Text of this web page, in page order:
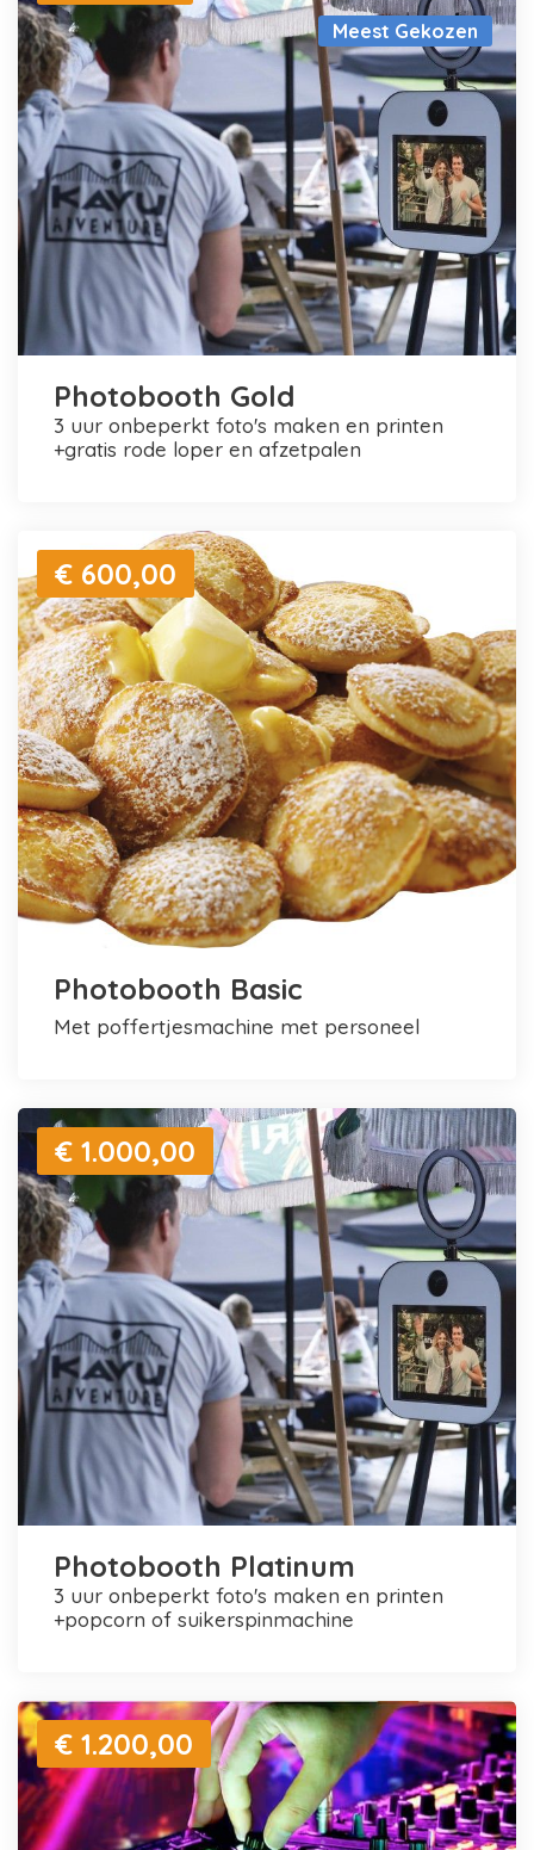
Meest Gekozen
Photobooth Gold
3 uur onbeperkt foto's maken en printen
+gratis rode loper en afzetpalen
€ 600,00
Photobooth Basic
met poffertjesmachine met personeel
€ 1.000,00
Photobooth Platinum
3 uur onbeperkt foto's maken en printen
+popcorn of suikerspinmachine
€ 1.200,00